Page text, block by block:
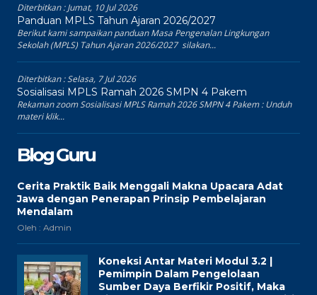
Diterbitkan :Jumat, 10 Jul 2026
Panduan MPLS Tahun Ajaran 2026/2027
Berikut kami sampaikan panduan Masa Pengenalan Lingkungan
Sekolah (MPLS) Tahun Ajaran 2026/2027 silakan...
Diterbitkan :Selasa, 7 Jul 2026
Sosialisasi MPLS Ramah 2026 SMPN 4 Pakem
Rekaman zoom Sosialisasi MPLS Ramah 2026 SMPN 4 Pakem : Unduh
materi klik...
Blog Guru
Cerita Praktik Baik Menggali Makna Upacara Adat
Jawa dengan Penerapan Prinsip Pembelajaran
Mendalam
Oleh : Admin
Koneksi Antar Materi Modul 3.2 |
Pemimpin Dalam Pengelolaan
Sumber Daya Berfikir Positif, Maka